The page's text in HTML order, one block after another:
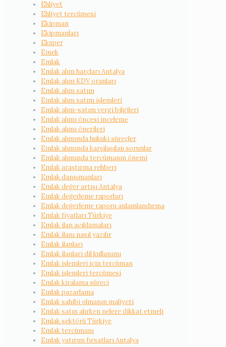
Ehliyet
Ehliyet tercümesi
Ekipman
Ekipmanları
Eksper
Emek
Emlak
Emlak alım harçları Antalya
Emlak alım KDV oranları
Emlak alım satım
Emlak alım satım işlemleri
Emlak alım-satım vergi bilgileri
Emlak alımı öncesi inceleme
Emlak alımı önerileri
Emlak alımında hukuki süreçler
Emlak alımında karşılaşılan sorunlar
Emlak alımında tercümanın önemi
Emlak araştırma rehberi
Emlak danışmanları
Emlak değer artışı Antalya
Emlak değerleme raporları
Emlak değerleme raporu anlamlandırma
Emlak fiyatları Türkiye
Emlak ilan açıklamaları
Emlak ilanı nasıl yazılır
Emlak ilanları
Emlak ilanları dil kullanımı
Emlak işlemleri için tercüman
Emlak işlemleri tercümesi
Emlak kiralama süreci
Emlak pazarlama
Emlak sahibi olmanın maliyeti
Emlak satın alırken nelere dikkat etmeli
Emlak sektörü Türkiye
Emlak tercümanı
Emlak yatırım fırsatları Antalya